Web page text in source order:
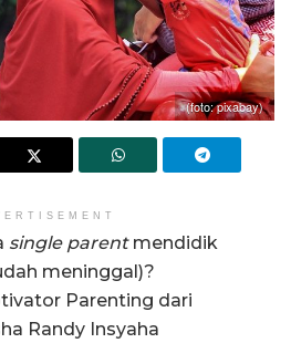
(foto: pixabay)
single parentmendidik
meninggal)?
Parenting dari
Randy Insyaha